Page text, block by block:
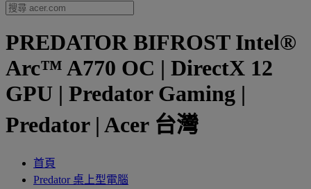
PREDATOR BIFROST Intel®
Arc™ A770 OC | DirectX 12
GPU | Predator Gaming |
Predator | Acer 台灣
首頁
Predator 桌上型電腦